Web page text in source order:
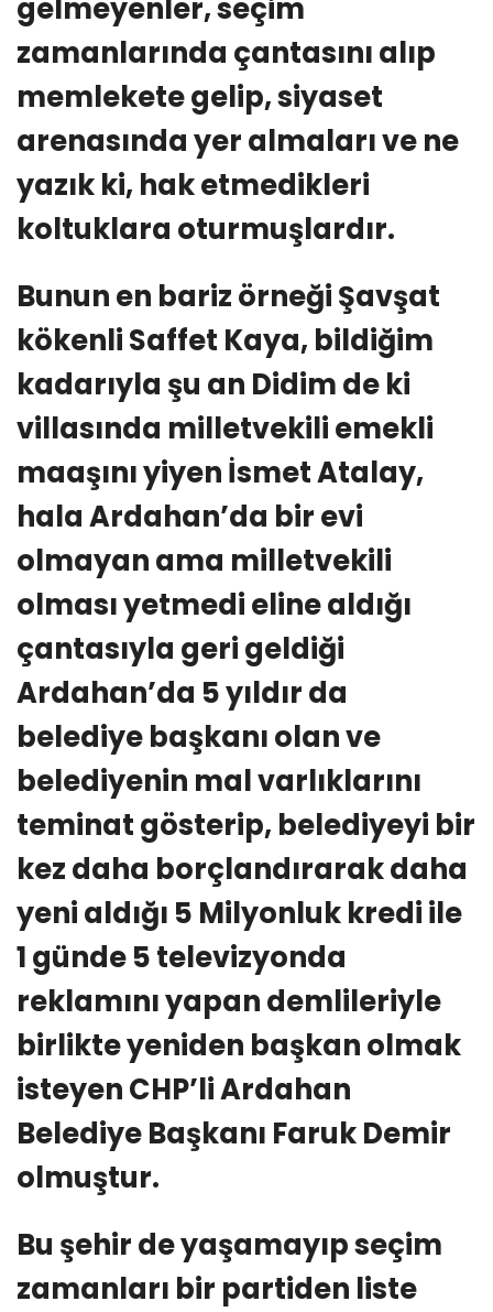
gelmeyenler, seçim
zamanlarında çantasını alıp
memlekete gelip, siyaset
arenasında yer almaları ve ne
yazık ki, hak etmedikleri
koltuklara oturmuşlardır.
Bunun en bariz örneği Şavşat
kökenli Saffet Kaya, bildiğim
kadarıyla şu an Didim de ki
villasında milletvekili emekli
maaşını yiyen İsmet Atalay,
hala Ardahan’da bir evi
olmayan ama milletvekili
olması yetmedi eline aldığı
çantasıyla geri geldiği
Ardahan’da 5 yıldır da
belediye başkanı olan ve
belediyenin mal varlıklarını
teminat gösterip, belediyeyi bir
kez daha borçlandırarak daha
yeni aldığı 5 Milyonluk kredi ile
1 günde 5 televizyonda
reklamını yapan demlileriyle
birlikte yeniden başkan olmak
isteyen CHP’li Ardahan
Belediye Başkanı Faruk Demir
olmuştur.
Bu şehir de yaşamayıp seçim
zamanları bir partiden liste